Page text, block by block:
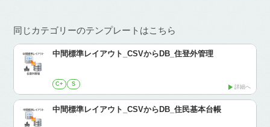
同じカテゴリーのテンプレートはこちら
中間標準レイアウト_CSVからDB_住登外管理
C+ S 詳細へ
中間標準レイアウト_CSVからDB_住民基本台帳